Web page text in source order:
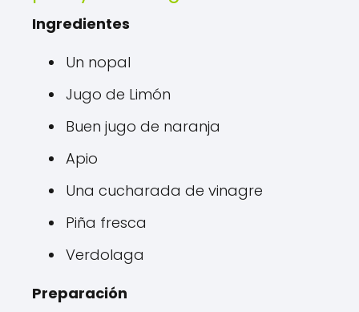
Ingredientes
Un nopal
Jugo de Limón
Buen jugo de naranja
Apio
Una cucharada de vinagre
Piña fresca
Verdolaga
Preparación